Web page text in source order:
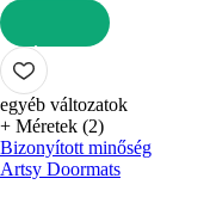
KOSÁRBA
egyéb változatok
+ Méretek (2)
Bizonyított minőség
Artsy Doormats